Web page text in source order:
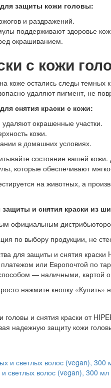
защиты кожи головы:
и раздражений.
поддерживают здоровье
окрашиванием.
с кожи
коже остались следы темных
удаляют пигмент, не
снятия краски с кожи:
окрашенные участки.
кожи.
в домашних условиях.
состояние вашей
которые обеспечивают
на животных, а
и снятия краски из
официальным
по выбору продукции, не
для защиты и снятия
или Европочтой по
— наличными, картой
нажмите кнопку «Купить»
и снятия краски от
надежную защиту кожи
светлых волос (vegan), 300 мл